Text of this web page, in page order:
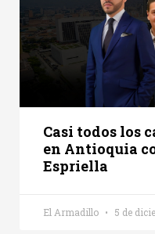
Casi todos los
en Antioquia
Espriella
El Armadillo 5 de